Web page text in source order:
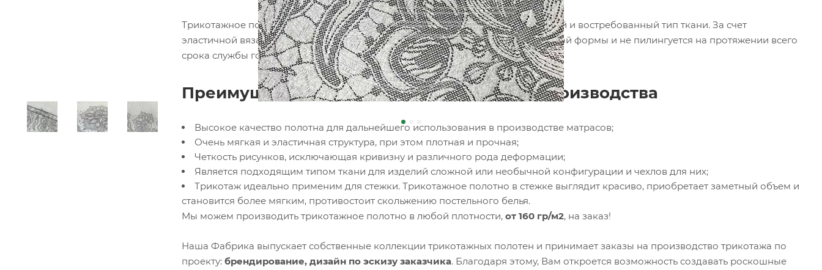
Трикотажное полотно для производства матрасов – самый практичный, мягкий и востребованный тип ткани. За счет
эластичной вязаной структуры, он с легкостью повторяет изгибы изделий любой формы и не пилингуется на протяжении всего
срока службы готового матраса.
Преимущества трикотажа собственного производства
Высокое качество полотна для дальнейшего использования в производстве матрасов;
Очень мягкая и эластичная структура, при этом плотная и прочная;
Четкость рисунков, исключающая кривизну и различного рода деформации;
Является подходящим типом ткани для изделий сложной или необычной конфигурации и чехлов для них;
Трикотаж идеально применим для стежки. Трикотажное полотно в стежке выглядит красиво, приобретает заметный объем и
становится более мягким, противостоит скольжению постельного белья.
Мы можем производить трикотажное полотно в любой плотности, от 160 гр/м2, на заказ!
Наша Фабрика выпускает собственные коллекции трикотажных полотен и принимает заказы на производство трикотажа по
проекту: брендирование, дизайн по эскизу заказчика. Благодаря этому, Вам откроется возможность создавать роскошные